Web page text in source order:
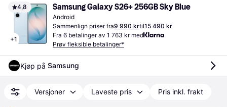
4,8
+1
Samsung Galaxy S26+ 256GB Sky Blue
Android
Sammenlign priser fra9 990 krtil15 490 kr
Fra 6 betalinger av 1 763 kr med
Prøv fleksible betalinger*
Kjøp på Samsung
Versjoner Laveste pris Pris inkl. frakt